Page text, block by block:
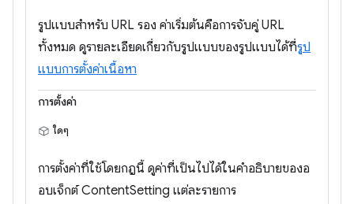
รูปแบบสำหรับ URL รอง ค่าเริ่มต้นคือการจับคู่ URL
ทั้งหมด ดูรายละเอียดเกี่ยวกับรูปแบบของรูปแบบได้ที่รูป
แบบการตั้งค่าเนื้อหา
การตั้งค่า
ใดๆ
การตั้งค่าที่ใช้โดยกฎนี้ ดูค่าที่เป็นไปได้ในคำอธิบายของอ
อบเจ็กต์ ContentSetting แต่ละรายการ